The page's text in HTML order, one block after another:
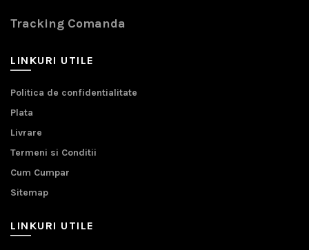
Tracking Comanda
LINKURI UTILE
Politica de confidentialitate
Plata
Livrare
Termeni si Conditii
Cum Cumpar
Sitemap
LINKURI UTILE